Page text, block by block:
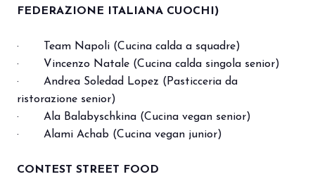
FEDERAZIONE ITALIANA CUOCHI)
· Team Napoli (Cucina calda a squadre)
· Vincenzo Natale (Cucina calda singola senior)
· Andrea Soledad Lopez (Pasticceria da
ristorazione senior)
· Ala Balabyschkina (Cucina vegan senior)
· Alami Achab (Cucina vegan junior)
CONTEST STREET FOOD